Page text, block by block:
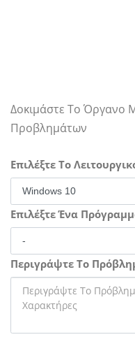
Δοκιμάστε Το Όργανο
Προβλημάτων
Επιλέξτε Το
Επιλέξτε Ένα
Περιγράψτε Το